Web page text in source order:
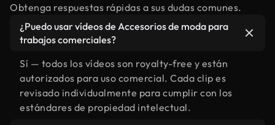
Obtenga respuestas rápidas a sus dudas comunes.
¿Puedo usar vídeos de Accesorios de moda para
trabajos comerciales?
Sí — todos los vídeos son royalty-free y están
autorizados para uso comercial. Cada clip es
revisado individualmente para cumplir con los
estándares de propiedad intelectual.